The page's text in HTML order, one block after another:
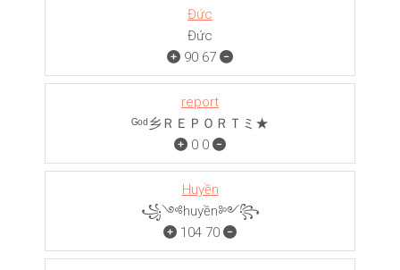
Đức
Đức
90 67
report
ᴳᵒᵈ乡ＲＥＰＯＲＴミ★
0 0
Huyền
꧁༺huyền༻꧂
104 70